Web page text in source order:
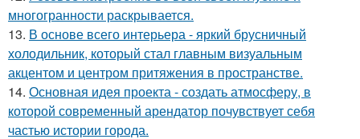
многогранности раскрывается.
13. В основе всего интерьера - яркий брусничный
холодильник, который стал главным визуальным
акцентом и центром притяжения в пространстве.
14. Основная идея проекта - создать атмосферу, в
которой современный арендатор почувствует себя
частью истории города.